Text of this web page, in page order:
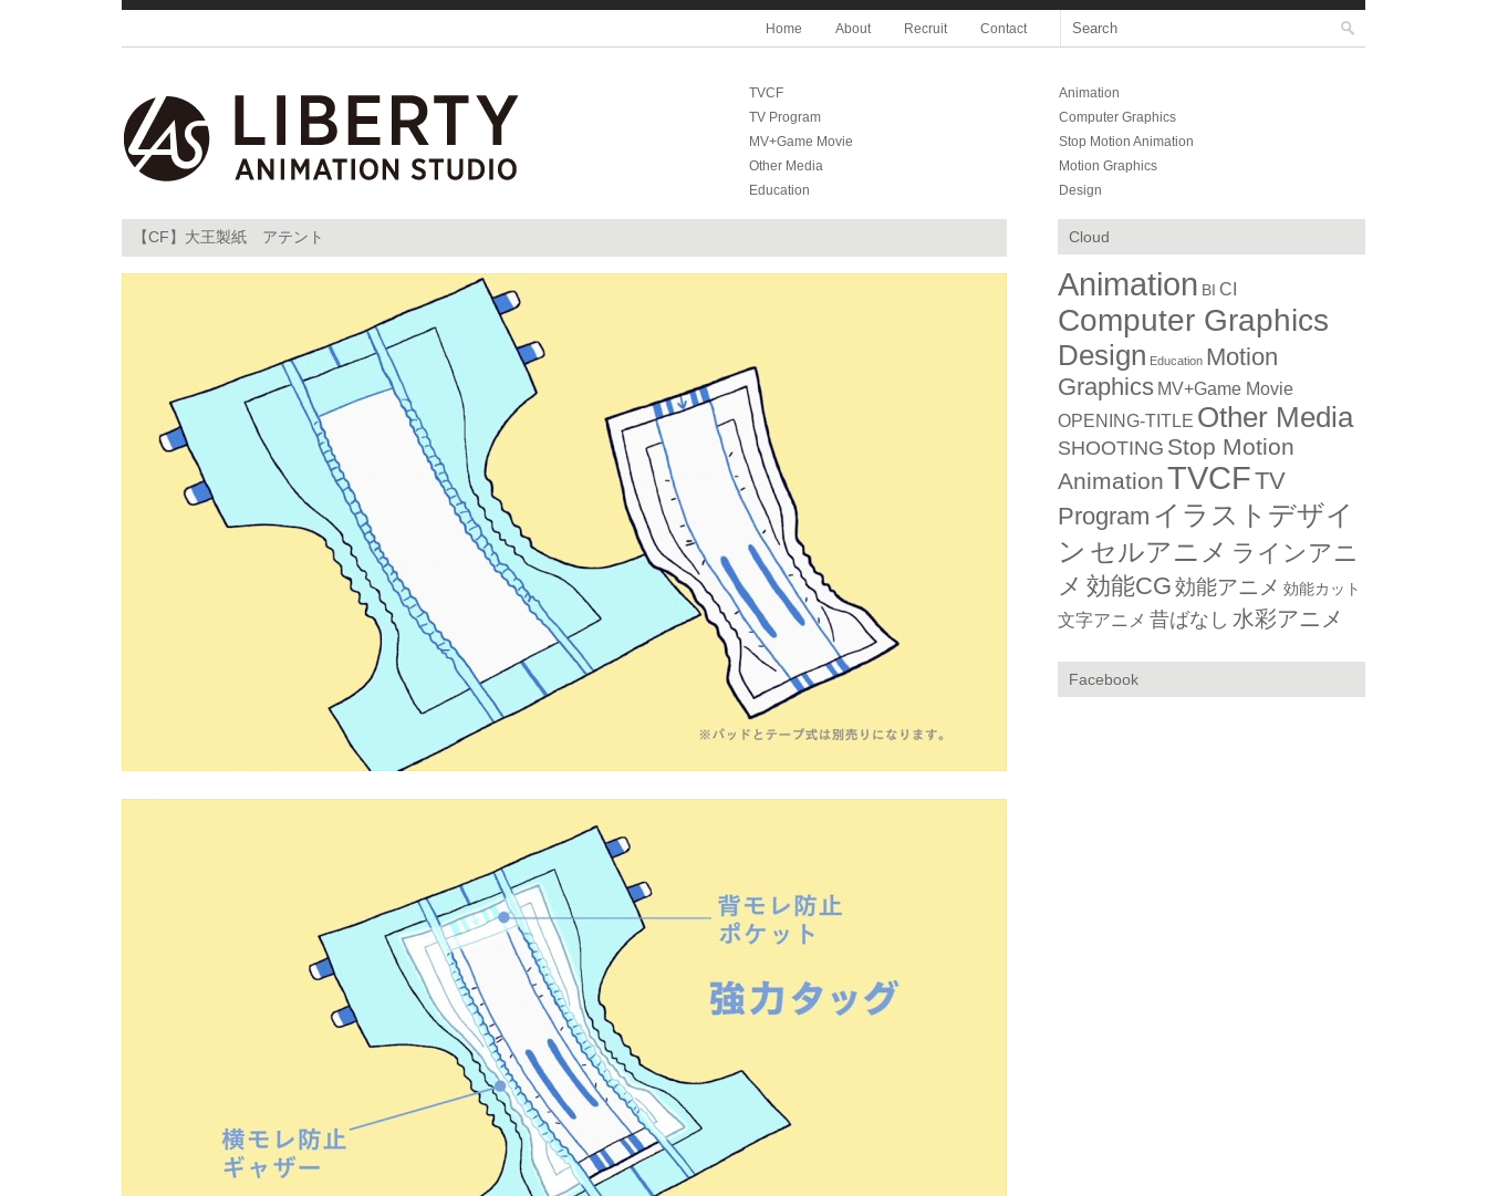
Home About Recruit Contact
TVCF
Animation
TV Program
Computer Graphics
MV+Game Movie
Stop Motion Animation
Other Media
Motion Graphics
Education
Design
【CF】大王製紙 アテント Cloud
Animation BI CI
Computer Graphics
Design Education Motion
Graphics MV+Game Movie
OPENING-TITLE Other Media
SHOOTING Stop Motion
AnimationTVCFTV
Program イラストデザイ
ン セルアニメ ラインアニ
メ 効能CG効能アニメ 効能カット
文字アニメ 昔ばなし 水彩アニメ
Facebook